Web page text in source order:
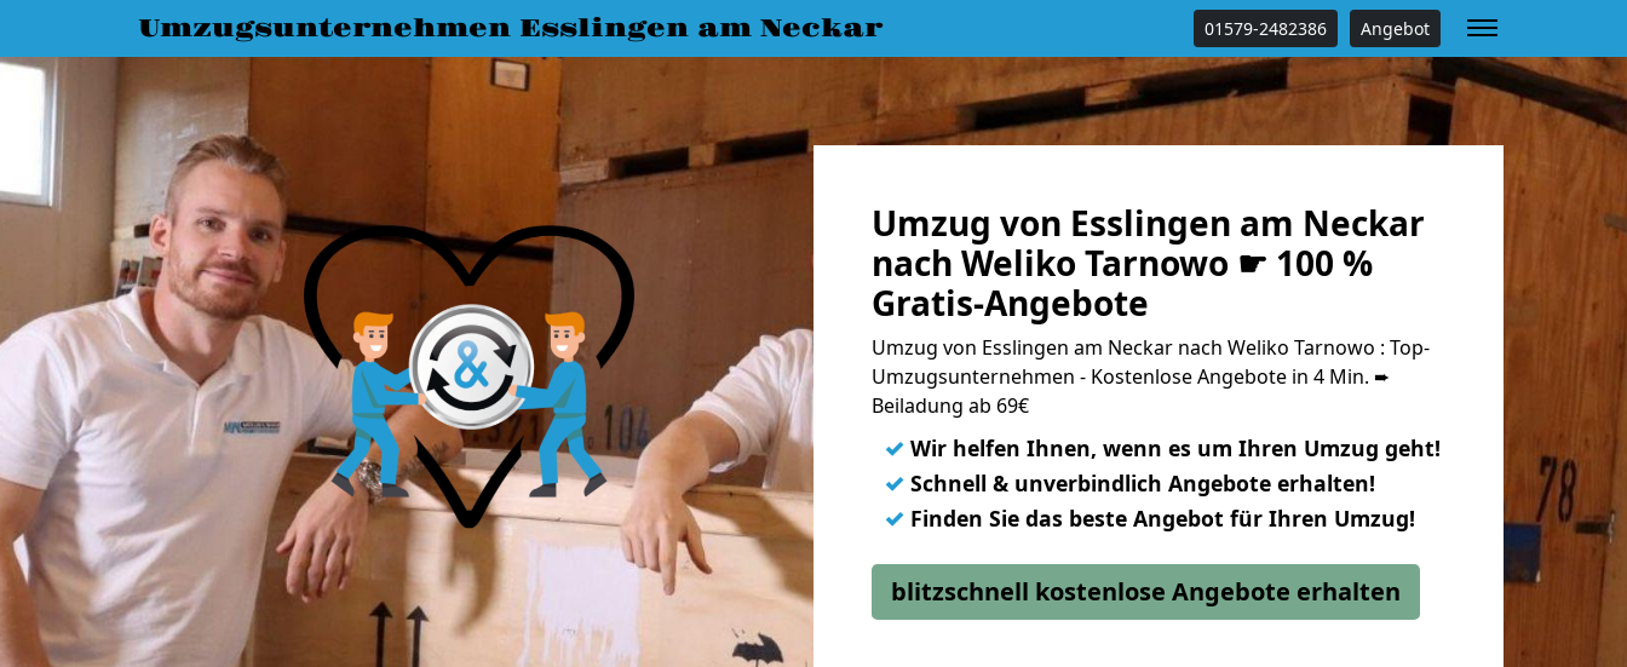
Umzugsunternehmen Esslingen am Neckar 01579-2482386 Angebot
Umzug von Esslingen am Neckar
nach Weliko Tarnowo ☛ 100 %
Gratis-Angebote
Umzug von Esslingen am Neckar nach Weliko Tarnowo : Top-
Umzugsunternehmen - Kostenlose Angebote in 4 Min. ➨
Beiladung ab 69€
✓ Wir helfen Ihnen, wenn es um Ihren Umzug geht!
✓ Schnell & unverbindlich Angebote erhalten!
✓ Finden Sie das beste Angebot für Ihren Umzug!
blitzschnell kostenlose Angebote erhalten